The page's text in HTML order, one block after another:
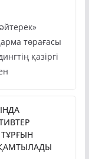
төрағасы
қазіргі